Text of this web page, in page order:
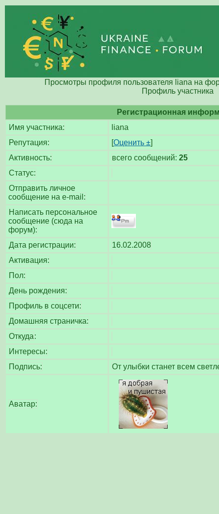
Просмотры профиля пользователя liana на
Профиль участника
Регистрационная
Имя участника:
liana
Репутация:
[Оценить ±]
Активность:
всего сообщений: 25
Статус:
Отправить личное
сообщение на e-mail:
Написать персональное
сообщение (сюда на
форум):
Дата регистрации:
16.02.2008
Активация:
Пол:
День рождения:
Профиль в соцсети:
Домашняя страничка:
Откуда:
Интересы:
Подпись:
От улыбки станет всем
Аватар: